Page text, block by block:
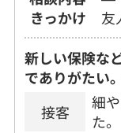
きっかけ
友
新しい保険な
でありがたい
接客
細
た。